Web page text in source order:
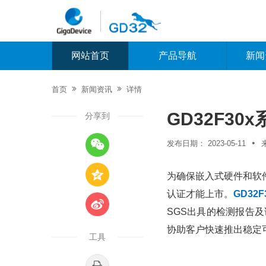
网站首页 产品导航 新
首页  新闻资讯  详情
GD32F30x
发布日期： 2023-05-11 •
为确保嵌入式硬件和
认证才能上市。
SGS出具的检测报告
协助客户快速推出稳定
分享到



工具